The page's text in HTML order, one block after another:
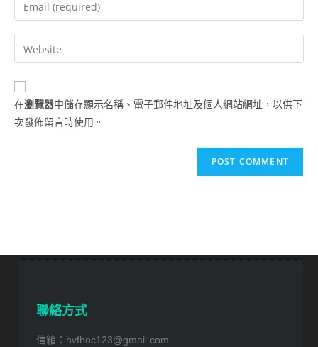
在瀏覽器中儲存顯示名稱、電子郵件地址及個人網站網址，以供下
次發佈留言時使用。
聯絡方式
信箱：hvfhoc123@gmail.com